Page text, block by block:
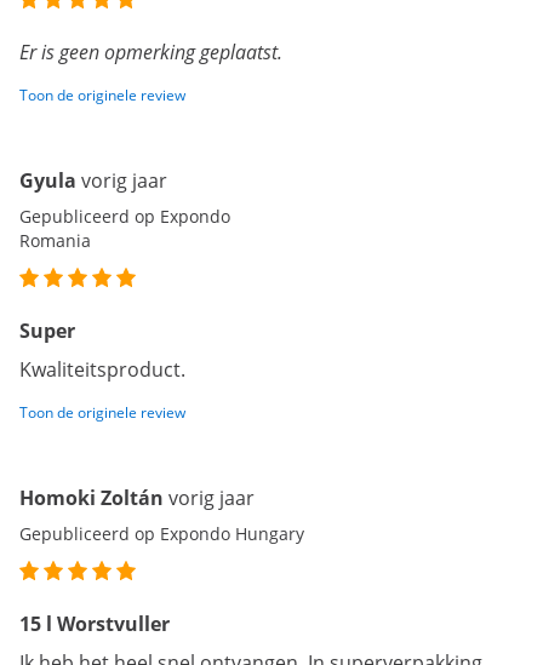
Er is geen opmerking geplaatst.
Toon de originele review
Gyula vorig jaar
Gepubliceerd op Expondo
Romania
Super
Kwaliteitsproduct.
Toon de originele review
Homoki Zoltán vorig jaar
Gepubliceerd op Expondo Hungary
15 l Worstvuller